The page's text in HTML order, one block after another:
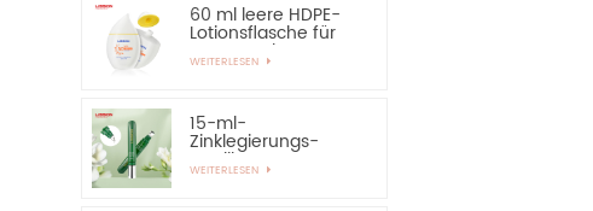
60 ml leere HDPE-
Lotionsflasche für
Sonnenschutz –
sehr zu empfehlen
WEITERLESEN
15-ml-
Zinklegierungs-
Applikator-Augen-
Essential-Serum-
WEITERLESEN